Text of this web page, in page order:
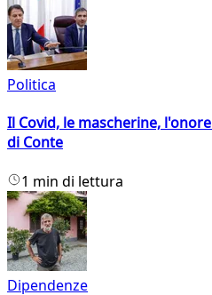
Politica
Il Covid, le mascherine,
di Conte
1 min di lettura
Dipendenze